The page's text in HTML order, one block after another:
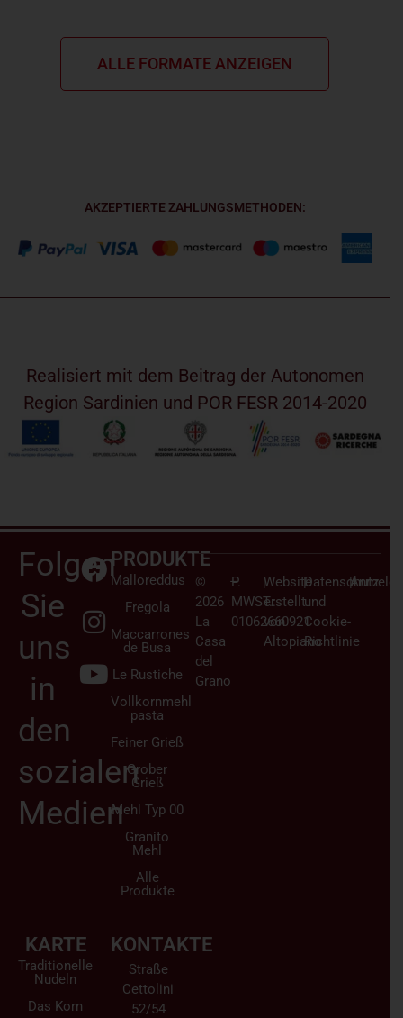
ALLE FORMATE ANZEIGEN
AKZEPTIERTE ZAHLUNGSMETHODEN:
Realisiert mit dem Beitrag der Autonomen
Region Sardinien und POR FESR 2014-2020
Folgen
Sie
uns
in
den
sozialen
Medien
PRODUKTE
Malloreddus
Fregola
Maccarrones
de Busa
Le Rustiche
Vollkornmehl
pasta
Feiner Grieß
Grober
Grieß
Mehl Typ 00
Granito
Mehl
Alle
Produkte
KARTE
Traditionelle
Nudeln
Das Korn
KONTAKTE
Straße
Cettolini
52/54
©
2026
La
Casa
del
Grano
–
P.
MWST.:
01062660921
|Website
erstellt
von
Altopiano
|Datenschutz
und
Cookie-
Richtlinie
|